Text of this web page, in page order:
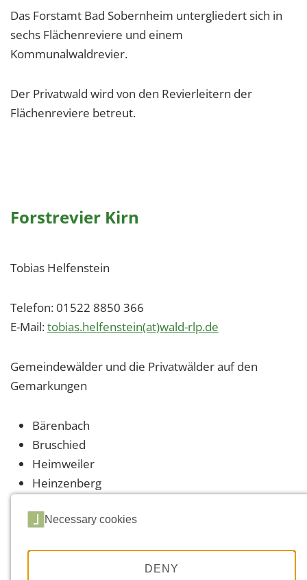
Das Forstamt Bad Sobernheim untergliedert sich in
sechs Flächenreviere und einem
Kommunalwaldrevier.
Der Privatwald wird von den Revierleitern der
Flächenreviere betreut.
Forstrevier Kirn
Tobias Helfenstein
Telefon: 01522 8850 366
E-Mail:tobias.helfenstein(at)wald-rlp.de
Gemeindewälder und die Privatwälder auf den
Gemarkungen
Bärenbach
Bruschied
Heimweiler
Heinzenberg
KirnNecessary cookies
DENY